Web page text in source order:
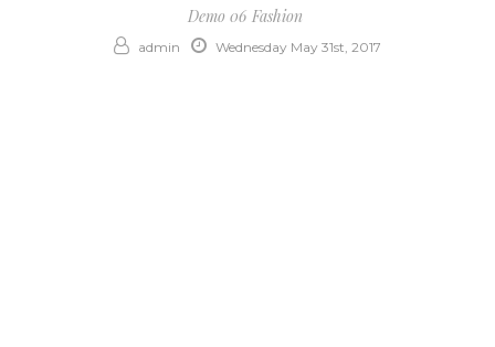
Demo 06 Fashion
admin Wednesday May 31st, 2017